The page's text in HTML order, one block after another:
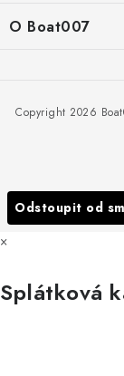
PŘÍJEM/VÝDEJ/
Obchodní podmínky
Podmínky ochrany
O Boat007
Všechny značky
Copyright 2026
Odstoupit od
×
Splátková